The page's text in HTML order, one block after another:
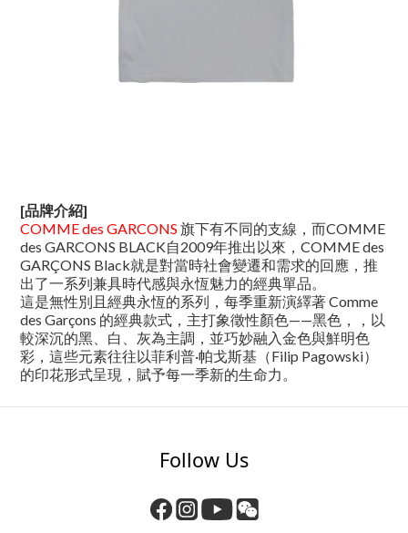
[品牌介紹]
COMME des GARCONS 旗下有不同的支線，而COMME
des GARCONS BLACK自2009年推出以來，COMME des
GARÇONS Black就是對當時社會變遷和需求的回應，推
出了一系列兼具時代感與永恆魅力的經典單品。
這是無性別且經典永恆的系列，每季重新演繹著 Comme
des Garçons 的經典款式，主打象徵性顏色——黑色，，以
較深沉的黑、白、灰為主調，並巧妙融入金色與鮮明色
彩，這些元素往往以菲利普·帕戈斯基（Filip Pagowski）
的印花形式呈現，賦予每一季新的生命力。
Follow Us